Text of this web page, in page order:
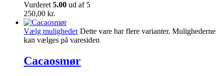
Vurderet 5.00 ud af 5
250,00 kr.
Vælg muligheder Dette vare har flere varianter. Mulighederne
kan vælges på varesiden
Cacaosmør